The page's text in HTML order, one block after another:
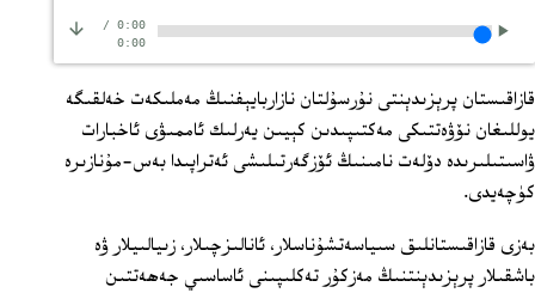
0:00
/
0:00
قازاقىستان پرېزىدېنتى نۇرسۇلتان نازاربايېفنىڭ مەملىكەت خەلقىگە
يوللىغان نۆۋەتتىكى مەكتىپىدىن كېيىن يەرلىك ئاممىۋى ئاخبارات
ۋاسىتىلىرىدە دۆلەت نامىنىڭ ئۆزگەرتىلىشى ئەتراپىدا بەس-مۇنازىرە
كۈچەيدى.
بەزى قازاقىستانلىق سىياسەتشۇناسلار، ئانالىزچىلار، زىيالىيلار ۋە
باشقىلار پرېزىدېنتنىڭ مەزكۇر تەكلىپىنى ئاساسىي جەھەتتىن